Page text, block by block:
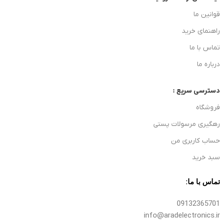
قوانین ما
راهنمای خرید
تماس با ما
درباره ما
دسترسی سریع :
فروشگاه
رهگیری مرسولات پستی
حساب کاربری من
سبد خرید
تماس با ما:
09132365701
info@aradelectronics.ir